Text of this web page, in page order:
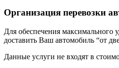
Организация перевозки
Для обеспечения максимального
доставить Ваш автомобиль “от
Данные услуги не входят в